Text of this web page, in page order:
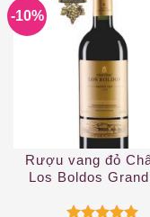
-10%
Rượu vang đỏ
Los Boldos